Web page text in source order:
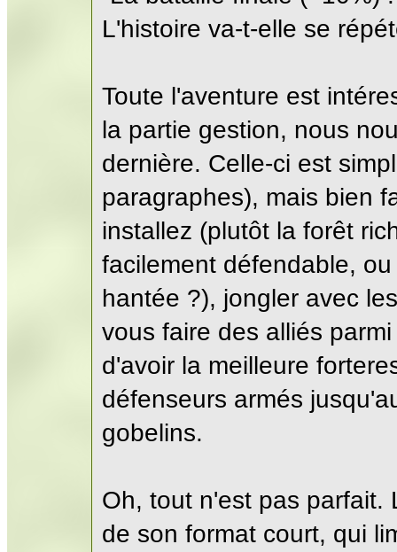
L'histoire va-t-elle se
Toute l'aventure est
la partie gestion, nous
dernière. Celle-ci est
paragraphes), mais bien
installez (plutôt la forêt
facilement défendable,
hantée ?), jongler avec
vous faire des alliés
d'avoir la meilleure
défenseurs armés
gobelins.
Oh, tout n'est pas parfait.
de son format court, qui